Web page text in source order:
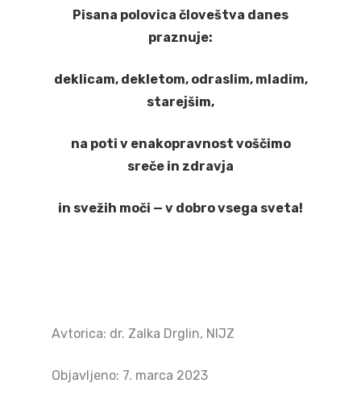
Pisana polovica človeštva danes
praznuje:
deklicam, dekletom, odraslim, mladim,
starejšim,
na poti v enakopravnost voščimo
sreče in zdravja
in svežih moči — v dobro vsega sveta!
Avtorica: dr. Zalka Drglin, NIJZ
Objavljeno: 7. marca 2023